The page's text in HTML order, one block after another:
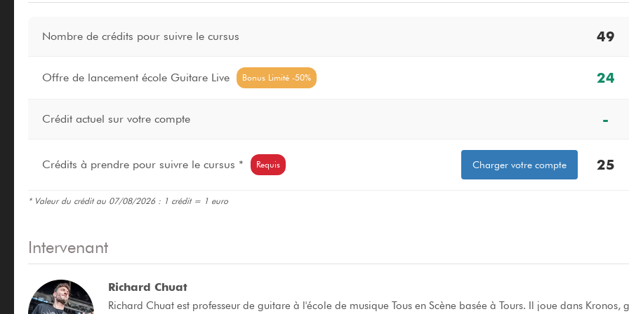
Nombre de crédits pour suivre le cursus 49
Offre de lancement école Guitare Live Bonus Limité -50% 24
Crédit actuel sur votre compte -
Crédits à prendre pour suivre le cursus * Requis Charger votre compte 25
* Valeur du crédit au 07/08/2026 : 1 crédit = 1 euro
Intervenant
Richard Chuat
Richard Chuat est professeur de guitare à l'école de musique Tous en Scène basée à Tours. Il joue dans Kronos,